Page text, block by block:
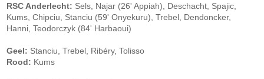
RSC Anderlecht: Sels, Najar (26' Appiah), Deschacht, Spajic,
Kums, Chipciu, Stanciu (59' Onyekuru), Trebel, Dendoncker,
Hanni, Teodorczyk (84' Harbaoui)
Geel: Stanciu, Trebel, Ribéry, Tolisso
Rood: Kums